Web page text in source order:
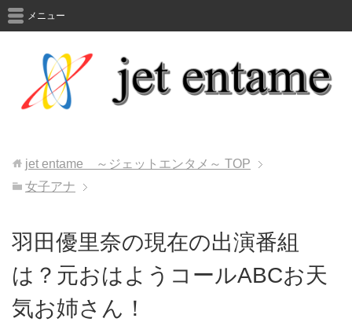
メニュー
jet entame ～ジェットエンタメ～ TOP
女子アナ
羽田優里奈の現在の出演番組
は？元おはようコールABCお天
気お姉さん！